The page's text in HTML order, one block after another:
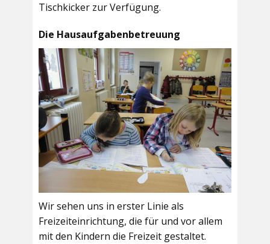
Tischkicker zur Verfügung.
Die Hausaufgabenbetreuung
Wir sehen uns in erster Linie als
Freizeiteinrichtung, die für und vor allem
mit den Kindern die Freizeit gestaltet.